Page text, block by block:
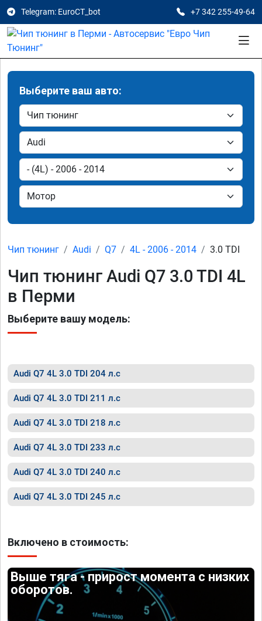
Telegram: EuroCT_bot +7 342 255-49-64
Выберите ваш авто:
Чип тюнинг Audi Q7 4L - 2006 - 2014 3.0 TDI
Чип тюнинг Audi Q7 3.0 TDI 4L
в Перми
Выберите вашу модель:
Audi Q7 4L 3.0 TDI 204 л.с
Audi Q7 4L 3.0 TDI 211 л.с
Audi Q7 4L 3.0 TDI 218 л.с
Audi Q7 4L 3.0 TDI 233 л.с
Audi Q7 4L 3.0 TDI 240 л.с
Audi Q7 4L 3.0 TDI 245 л.с
Включено в стоимость:
Выше тяга - прирост момента с низких
оборотов.